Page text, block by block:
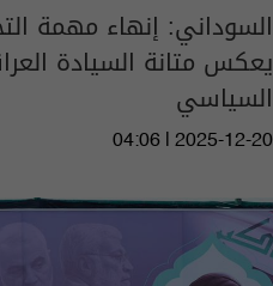
السوداني: إنهاء مهمة
يعكس متانة السيادة
السياسي
04:06 | 2025-12-20